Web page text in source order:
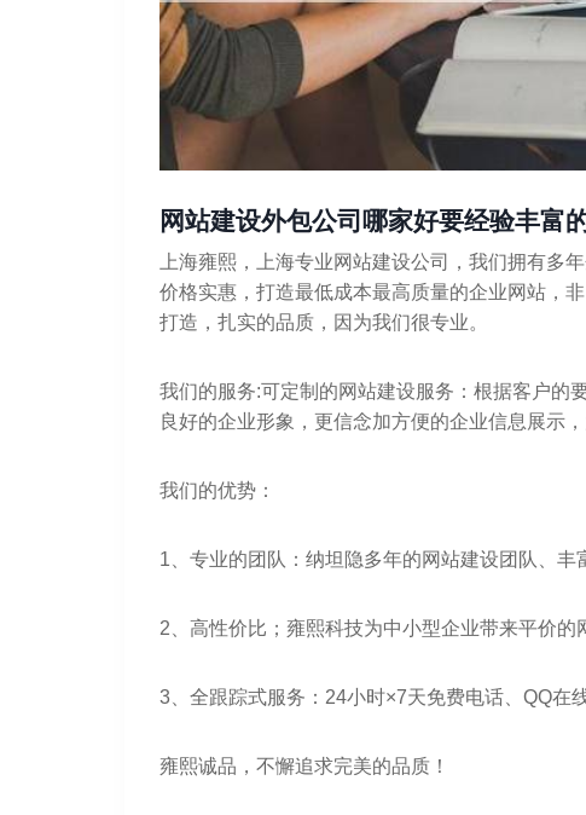
网站建设外包公司哪家好要经验丰富的
上海雍熙，上海专业网站建设公司，我们拥有多
价格实惠，打造最低成本最高质量的企业网站，
打造，扎实的品质，因为我们很专业。
我们的服务:可定制的网站建设服务：根据客户的
良好的企业形象，更信念加方便的企业信息展示
我们的优势：
1、专业的团队：纳坦隐多年的网站建设团队、丰
2、高性价比；雍熙科技为中小型企业带来平价的
3、全跟踪式服务：24小时×7天免费电话、QQ在
雍熙诚品，不懈追求完美的品质！